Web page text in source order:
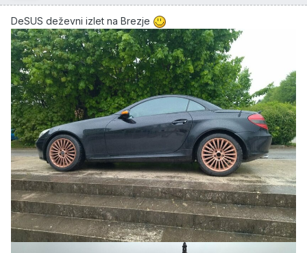
DeSUS deževni izlet na Brezje